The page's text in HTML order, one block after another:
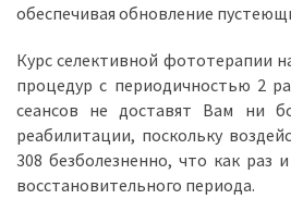
обеспечивая обновление
Курс селективной фототерапии
процедур с периодичностью 2
сеансов не доставят Вам ни
реабилитации, поскольку
308 безболезненно, что как раз
восстановительного периода.